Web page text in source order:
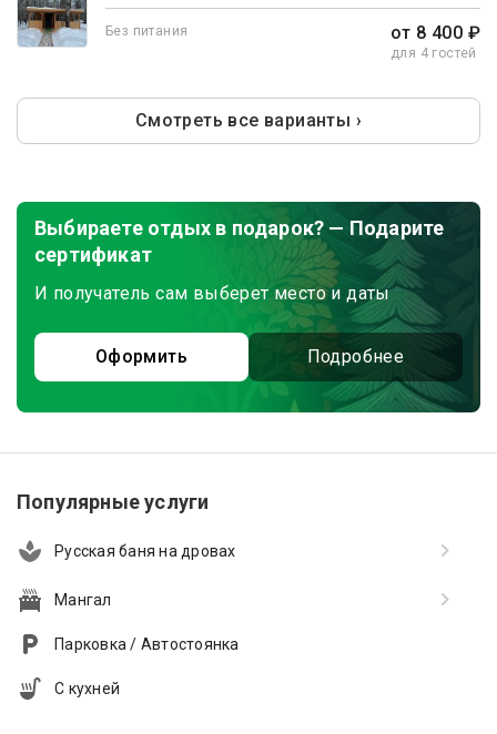
Без питания от 8 400 ₽
для 4 гостей
Смотреть все варианты ›
Выбираете отдых в подарок? — Подарите
сертификат
И получатель сам выберет место и даты
Оформить Подробнее
Популярные услуги
Русская баня на дровах
Мангал
Парковка / Автостоянка
С кухней